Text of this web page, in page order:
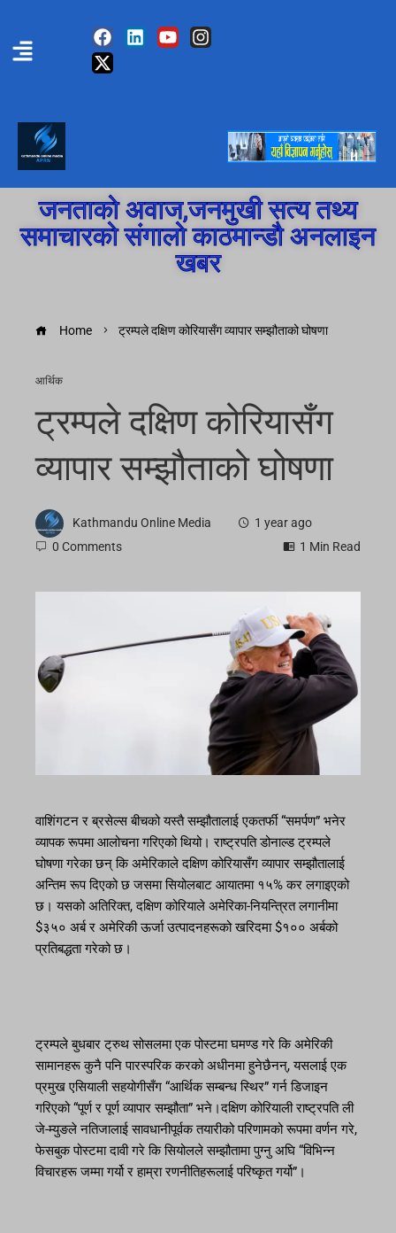
जनताको अवाज,जनमुखी सत्य तथ्य
समाचारको संगालो काठमान्डौ अनलाइन
खबर
Home ट्रम्पले दक्षिण कोरियासँग व्यापार सम्झौताको घोषणा
आर्थिक
ट्रम्पले दक्षिण कोरियासँग
व्यापार सम्झौताको घोषणा
Kathmandu Online Media
1 year ago
0 Comments
1 Min Read
वाशिंगटन र ब्रसेल्स बीचको यस्तै सम्झौतालाई एकतर्फी “समर्पण” भनेर
व्यापक रूपमा आलोचना गरिएको थियो। राष्ट्रपति डोनाल्ड ट्रम्पले
घोषणा गरेका छन् कि अमेरिकाले दक्षिण कोरियासँग व्यापार सम्झौतालाई
अन्तिम रूप दिएको छ जसमा सियोलबाट आयातमा १५% कर लगाइएको
छ। यसको अतिरिक्त, दक्षिण कोरियाले अमेरिका-नियन्त्रित लगानीमा
$३५० अर्ब र अमेरिकी ऊर्जा उत्पादनहरूको खरिदमा $१०० अर्बको
प्रतिबद्धता गरेको छ।
ट्रम्पले बुधबार ट्रुथ सोसलमा एक पोस्टमा घमण्ड गरे कि अमेरिकी
सामानहरू कुनै पनि पारस्परिक करको अधीनमा हुनेछैनन्, यसलाई एक
प्रमुख एसियाली सहयोगीसँग “आर्थिक सम्बन्ध स्थिर” गर्न डिजाइन
गरिएको “पूर्ण र पूर्ण व्यापार सम्झौता” भने।दक्षिण कोरियाली राष्ट्रपति ली
जे-म्युङले नतिजालाई सावधानीपूर्वक तयारीको परिणामको रूपमा वर्णन गरे,
फेसबुक पोस्टमा दावी गरे कि सियोलले सम्झौतामा पुग्नु अघि “विभिन्न
विचारहरू जम्मा गर्यो र हाम्रा रणनीतिहरूलाई परिष्कृत गर्यो”।